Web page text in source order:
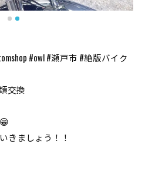
#owl #瀬戸市 #絶版バイク
交換
きましょう！！